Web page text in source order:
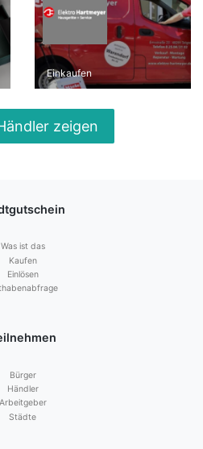
Einkaufen
zeigen
Was ist das
Kaufen
Einlösen
Bürger
Händler
Arbeitgeber
Städte